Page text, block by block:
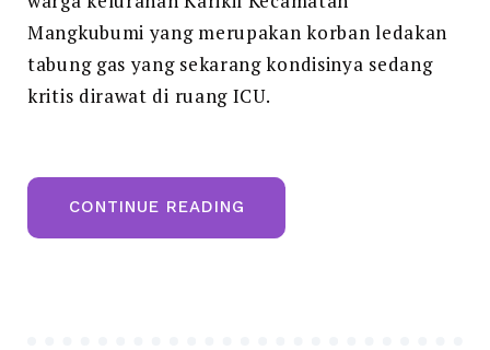
BAZNAS
Kepada
Korban
Ledakan
Mangkubumi yang merupakan korban ledakan
tabung gas yang sekarang kondisinya sedang
kritis dirawat di ruang ICU.
CONTINUE READING
SOSIAL